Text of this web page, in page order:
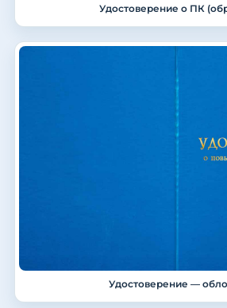
Удостоверение о ПК
Удостоверение —